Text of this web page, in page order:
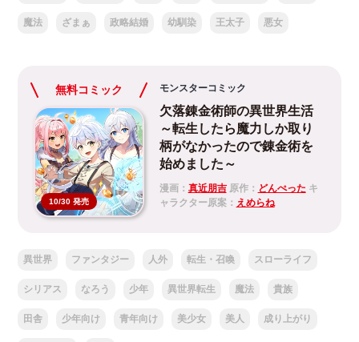
魔法 ざまぁ 政略結婚 幼馴染 王太子 悪女
無料コミック
10/30 発売
モンスターコミック
欠落錬金術師の異世界生活
～転生したら魔力しか取り
柄がなかったので錬金術を
始めました～
漫画： 真近朋吉原作： どんぺった キ
ャラクター原案： えめらね
異世界 ファンタジー 人外 転生・召喚 スローライフ
シリアス なろう 少年 異世界転生 魔法 貴族
田舎 少年向け 青年向け 美少女 美人 成り上がり